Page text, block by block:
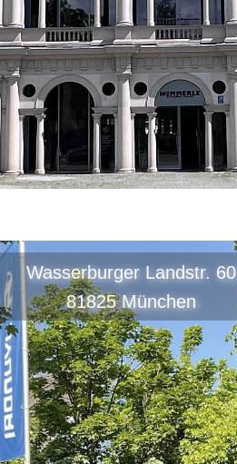
Wasserburger Landstr. 60
81825 München